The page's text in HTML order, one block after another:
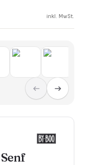
inkl. MwSt.